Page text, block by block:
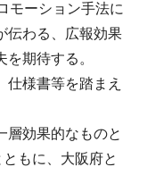
モーション手法に
伝わる、広報効果
期待する。
仕様書等を踏まえ
層効果的なものと
もに、大阪府と